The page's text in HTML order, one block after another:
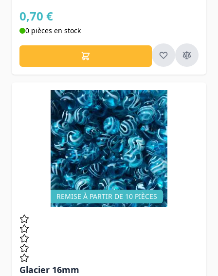
0,70 €
0 pièces en stock
REMISE À PARTIR DE 10 PIÈCES
Glacier 16mm